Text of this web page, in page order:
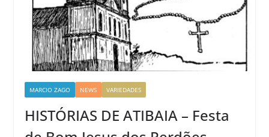
MARCIO ZAGO NEWS VARIEDADES
HISTÓRIAS DE ATIBAIA – Festa